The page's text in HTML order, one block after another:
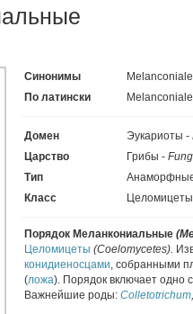
Синонимы
По латински
Домен Эукариоты -
Царство
Грибы -
Тип
Класс
Порядок Меланкониальные
Целомицеты (Coelomycetes).
конидиеносцами, собранными
(ложа). Порядок включает одно
Важнейшие роды: Colletotrichum